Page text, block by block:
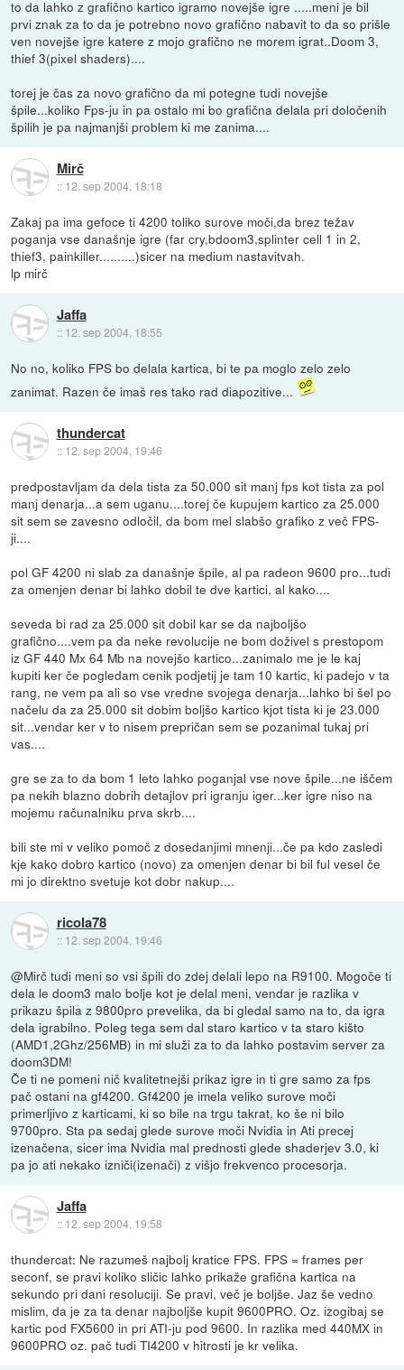
to da lahko z grafično kartico igramo novejše igre .....meni je bil
prvi znak za to da je potrebno novo grafično nabavit to da so prišle
ven novejše igre katere z mojo grafično ne morem igrat..Doom 3,
thief 3(pixel shaders)....
torej je čas za novo grafično da mi potegne tudi novejše
špile...koliko Fps-ju in pa ostalo mi bo grafična delala pri določenih
špilih je pa najmanjši problem ki me zanima....
Mirč
:: 12. sep 2004, 18:18
Zakaj pa ima gefoce ti 4200 toliko surove moči,da brez težav
poganja vse današnje igre (far cry,bdoom3,splinter cell 1 in 2,
thief3, painkiller..........)sicer na medium nastavitvah.
lp mirč
Jaffa
:: 12. sep 2004, 18:55
No no, koliko FPS bo delala kartica, bi te pa moglo zelo zelo
zanimat. Razen če imaš res tako rad diapozitive...
thundercat
:: 12. sep 2004, 19:46
predpostavljam da dela tista za 50.000 sit manj fps kot tista za pol
manj denarja...a sem uganu....torej če kupujem kartico za 25.000
sit sem se zavesno odločil, da bom mel slabšo grafiko z več FPS-
ji....
pol GF 4200 ni slab za današnje špile, al pa radeon 9600 pro...tudi
za omenjen denar bi lahko dobil te dve kartici, al kako....
seveda bi rad za 25.000 sit dobil kar se da najboljšo
grafično....vem pa da neke revolucije ne bom doživel s prestopom
iz GF 440 Mx 64 Mb na novejšo kartico...zanimalo me je le kaj
kupiti ker če pogledam cenik podjetij je tam 10 kartic, ki padejo v ta
rang, ne vem pa ali so vse vredne svojega denarja...lahko bi šel po
načelu da za 25.000 sit dobim boljšo kartico kjot tista ki je 23.000
sit...vendar ker v to nisem prepričan sem se pozanimal tukaj pri
vas....
gre se za to da bom 1 leto lahko poganjal vse nove špile...ne iščem
pa nekih blazno dobrih detajlov pri igranju iger...ker igre niso na
mojemu računalniku prva skrb....
bili ste mi v veliko pomoč z dosedanjimi mnenji...če pa kdo zasledi
kje kako dobro kartico (novo) za omenjen denar bi bil ful vesel če
mi jo direktno svetuje kot dobr nakup....
ricola78
:: 12. sep 2004, 19:46
@Mirč tudi meni so vsi špili do zdej delali lepo na R9100. Mogoče ti
dela le doom3 malo bolje kot je delal meni, vendar je razlika v
prikazu špila z 9800pro prevelika, da bi gledal samo na to, da igra
dela igrabilno. Poleg tega sem dal staro kartico v ta staro kišto
(AMD1,2Ghz/256MB) in mi služi za to da lahko postavim server za
doom3DM!
Če ti ne pomeni nič kvalitetnejši prikaz igre in ti gre samo za fps
pač ostani na gf4200. Gf4200 je imela veliko surove moči
primerljivo z karticami, ki so bile na trgu takrat, ko še ni bilo
9700pro. Sta pa sedaj glede surove moči Nvidia in Ati precej
izenačena, sicer ima Nvidia mal prednosti glede shaderjev 3.0, ki
pa jo ati nekako izniči(izenači) z višjo frekvenco procesorja.
Jaffa
:: 12. sep 2004, 19:58
thundercat: Ne razumeš najbolj kratice FPS. FPS = frames per
seconf, se pravi koliko sličic lahko prikaže grafična kartica na
sekundo pri dani resoluciji. Se pravi, več je boljše. Jaz še vedno
mislim, da je za ta denar najboljše kupit 9600PRO. Oz. izogibaj se
kartic pod FX5600 in pri ATI-ju pod 9600. In razlika med 440MX in
9600PRO oz. pač tudi TI4200 v hitrosti je kr velika.